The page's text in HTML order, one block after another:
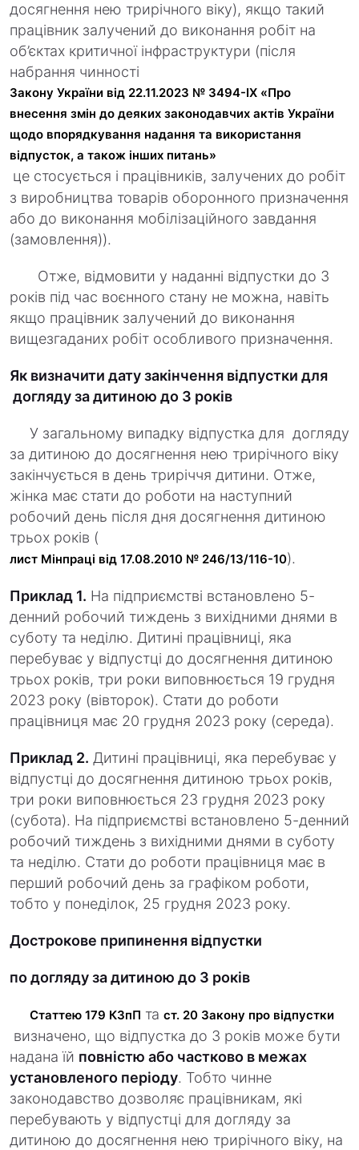
досягнення нею трирічного віку), якщо такий
працівник залучений до виконання робіт на
об’єктах критичної інфраструктури (після
набрання чинності
Закону України від 22.11.2023 № 3494-IX «Про
внесення змін до деяких законодавчих актів України
щодо впорядкування надання та використання
відпусток, а також інших питань»
це стосується і працівників, залучених до робіт
з виробництва товарів оборонного призначення
або до виконання мобілізаційного завдання
(замовлення)).
Отже, відмовити у наданні відпустки до 3
років під час воєнного стану не можна, навіть
якщо працівник залучений до виконання
вищезгаданих робіт особливого призначення.
Як визначити дату закінчення відпустки для
догляду за дитиною до 3 років
У загальному випадку відпустка для догляду
за дитиною до досягнення нею трирічного віку
закінчується в день триріччя дитини. Отже,
жінка має стати до роботи на наступний
робочий день після дня досягнення дитиною
трьох років (
лист Мінпраці від 17.08.2010 № 246/13/116-10).
Приклад 1. На підприємстві встановлено 5-
денний робочий тиждень з вихідними днями в
суботу та неділю. Дитині працівниці, яка
перебуває у відпустці до досягнення дитиною
трьох років, три роки виповнюється 19 грудня
2023 року (вівторок). Стати до роботи
працівниця має 20 грудня 2023 року (середа).
Приклад 2. Дитині працівниці, яка перебуває у
відпустці до досягнення дитиною трьох років,
три роки виповнюється 23 грудня 2023 року
(субота). На підприємстві встановлено 5-денний
робочий тиждень з вихідними днями в суботу
та неділю. Стати до роботи працівниця має в
перший робочий день за графіком роботи,
тобто у понеділок, 25 грудня 2023 року.
Дострокове припинення відпустки
по догляду за дитиною до 3 років
Статтею 179 КЗпП та ст. 20 Закону про відпустки
визначено, що відпустка до 3 років може бути
надана їй повністю або частково в межах
установленого періоду. Тобто чинне
законодавство дозволяє працівникам, які
перебувають у відпустці для догляду за
дитиною до досягнення нею трирічного віку, на